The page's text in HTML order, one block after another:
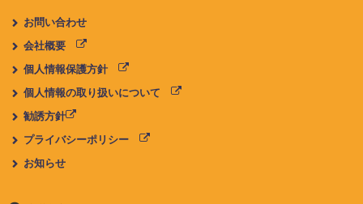
お問い合わせ
会社概要
個人情報保護方針
個人情報の取り扱いについて
勧誘方針
プライバシーポリシー
お知らせ